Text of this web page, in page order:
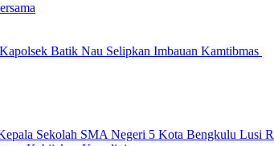
Batik Nau Selipkan Imbauan Kamtibmas